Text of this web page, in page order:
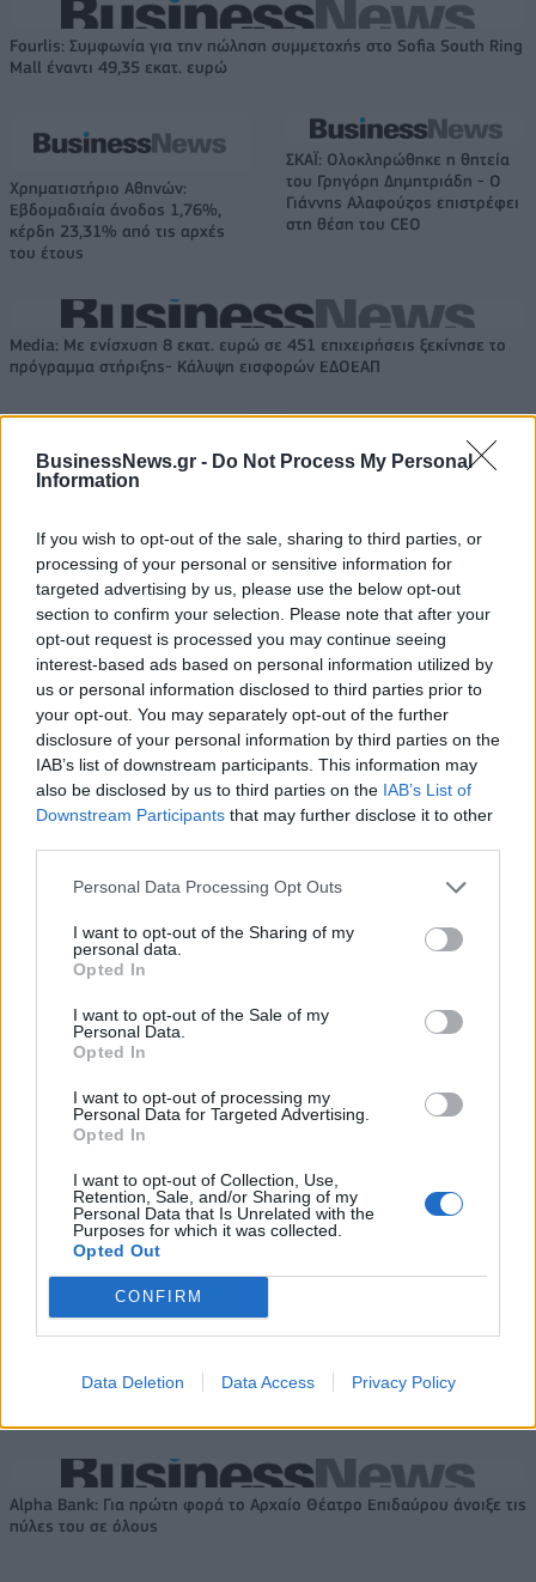
BusinessNews.gr - Do Not Process My Personal
Information
If you wish to opt-out of the sale, sharing to third parties, or
processing of your personal or sensitive information for
targeted advertising by us, please use the below opt-out
section to confirm your selection. Please note that after your
opt-out request is processed you may continue seeing
interest-based ads based on personal information utilized by
us or personal information disclosed to third parties prior to
your opt-out. You may separately opt-out of the further
disclosure of your personal information by third parties on the
IAB’s list of downstream participants. This information may
also be disclosed by us to third parties on the IAB’s List of
Downstream Participants that may further disclose it to other
Personal Data Processing Opt Outs
I want to opt-out of the Sharing of my
personal data.
Opted In
I want to opt-out of the Sale of my
Personal Data.
Opted In
I want to opt-out of processing my
Personal Data for Targeted Advertising.
Opted In
I want to opt-out of Collection, Use,
Retention, Sale, and/or Sharing of my
Personal Data that Is Unrelated with the
Purposes for which it was collected.
Opted Out
CONFIRM
Data Deletion Data Access Privacy Policy
Fourlis: Συμφωνία για την πώληση συμμετοχής στο Sofia South Ring
Mall έναντι 49,35 εκατ. ευρώ
Χρηματιστήριο Αθηνών:
Εβδομαδιαία άνοδος 1,76%,
κέρδη 23,31% από τις αρχές
του έτους
ΣΚΑΪ: Ολοκληρώθηκε η θητεία
του Γρηγόρη Δημητριάδη - Ο
Γιάννης Αλαφούζος επιστρέφει
στη θέση του CEO
Media: Με ενίσχυση 8 εκατ. ευρώ σε 451 επιχειρήσεις ξεκίνησε το
πρόγραμμα στήριξης- Κάλυψη εισφορών ΕΔΟΕΑΠ
Η Toyota φέρνει νέα γενιά
μπαταριών για τα υβριδικά της
Σε κινεζική… πολιορκία η
Νέο Audi A2 e-tron με στόχο την κορυφή της αποδοτικότητας
Μισιακός: «Ο προπονητής είναι
υπεύθυνος και αναλαμβάνω την
ευθύνη»
Ο Γιάννης Αγραβάνης στον Βίκο
Ιωαννίνων
Ελληνική Αναπτυξιακή Τράπεζα: Με «προίκα» 2 δισ. ευρώ ανοίγει
Β.Σ. Καρούλιας: Τζίρος 98,7
εκατ. ευρώ και αύξηση κερδών
57% - Τα νέα στοιχήματα σε
low & non alcohol
σύμβουλος της ΔΕΗ για την
είσοδο στην πολωνική αγορά
Η Chery επενδύει 75 εκατ. δολάρια στην KG Mobility
Το FIAT 500 Hybrid τώρα από
18.990 ευρώ
Ατρόμητος και Novibet
συνεργασίας τους μέχρι το
18η συνεχόμενη χρονιά για τον ΟΤΕ στη διεθνή σειρά δεικτών
Alpha Bank: Για πρώτη φορά το Αρχαίο Θέατρο Επιδαύρου άνοιξε τις
πύλες του σε όλους